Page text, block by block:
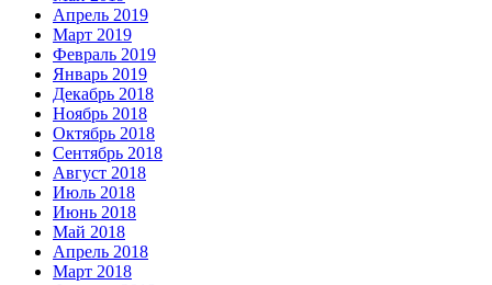
Апрель 2019
Март 2019
Февраль 2019
Январь 2019
Декабрь 2018
Ноябрь 2018
Октябрь 2018
Сентябрь 2018
Август 2018
Июль 2018
Июнь 2018
Май 2018
Апрель 2018
Март 2018